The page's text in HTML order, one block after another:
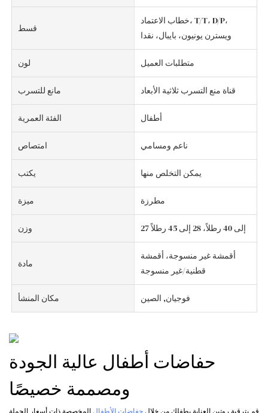
قسط
خطاب الاعتماد، T/T، D/P،
ويسترن يونيون، بايبال، نقدا
لون متطلبات العميل
مانع للتسرب قناة منع التسرب ثلاثية الأبعاد
الفئة العمرية أطفال
امتصاص ناعم ومسامي
يكتب يمكن التخلص منها
ميزة مطرزة
وزن 27 إلى 40 رطلاً، 28 إلى 45 رطلاً
مادة
أقمشة غير منسوجة، أقمشة
قطنية/غير منسوجة
مكان المنشأ فوجيان, الصين
حفاضات أطفال عالية الجودة
قم بترقية روتين العناية بطفلك من خلال حفاضات الأطفال المخصصة ذات أسعار الجملة